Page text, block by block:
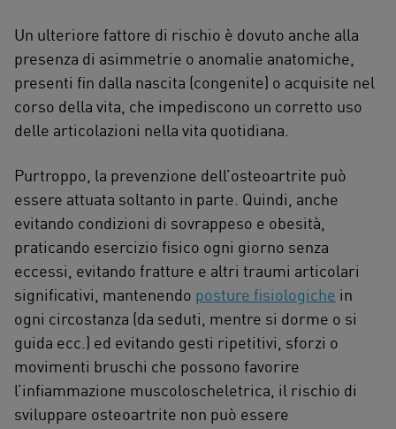
Un ulteriore fattore di rischio è dovuto anche alla
presenza di asimmetrie o anomalie anatomiche,
presenti fin dalla nascita (congenite) o acquisite nel
corso della vita, che impediscono un corretto uso
delle articolazioni nella vita quotidiana.
Purtroppo, la prevenzione dell’osteoartrite può
essere attuata soltanto in parte. Quindi, anche
evitando condizioni di sovrappeso e obesità,
praticando esercizio fisico ogni giorno senza
eccessi, evitando fratture e altri traumi articolari
significativi, mantenendo posture fisiologiche in
ogni circostanza (da seduti, mentre si dorme o si
guida ecc.) ed evitando gesti ripetitivi, sforzi o
movimenti bruschi che possono favorire
l’infiammazione muscoloscheletrica, il rischio di
sviluppare osteoartrite non può essere